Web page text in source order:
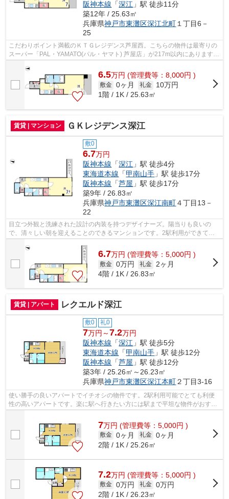
阪神本線 「深江 」駅 徒歩11分
築12年 / 25.63㎡
兵庫県神戸市東灘区深江北町 １丁目6－
25
こだわりポイント満載のＫＴＧレジデンス芦屋西。こちらの物件は最寄りの
スーパー「PAL・YAMATO(パル・ヤマト) 芦屋店」が217m以内にあります。
2つの路線が利用可能で、どちらかの路線...
6.5万円 (管理費等：8,000円 )
敷金 0ヶ月 礼金
10万円
1階 / 1K / 25.63㎡
賃貸 | マンション ＧＫレジデンス深江
敷0
6.7万円
阪神本線 「深江 」駅 徒歩4分
東海道本線 「甲南山手 」駅 徒歩17分
阪神本線 「芦屋 」駅 徒歩17分
築9年 / 26.83㎡
兵庫県神戸市東灘区深江南町４丁目13－
22
目立つ外観と洗練された設計の内装を持つデザイナーズ。陽当りも良いの
で、清々しい朝を迎えることのできるマンションです。2駅利用ができて、
6.7万円 (管理費等：5,000円 )
敷金 0万円 礼金
2ヶ月
4階 / 1K / 26.83㎡
賃貸 | アパート レクエルド深江
敷0 礼0
7万円～7.2万円
阪神本線 「深江 」駅 徒歩5分
東海道本線 「甲南山手 」駅 徒歩12分
阪神本線 「芦屋 」駅 徒歩12分
築3年 / 25.26㎡～26.23㎡
兵庫県神戸市東灘区深江本町２丁目3-16
使い勝手の良いアパートでイチオシの物件です。2駅利用可能でとても利便
性の高いアパートです。楽に駅へ行きたい方には駅まで平坦な物件がおすす
7万円 (管理費等：5,000円 )
敷金 0ヶ月 礼金 0ヶ月
2階 / 1K / 25.26㎡
7.2万円 (管理費等：5,000円 )
敷金 0万円 礼金 0万円
2階 / 1K / 26.23㎡